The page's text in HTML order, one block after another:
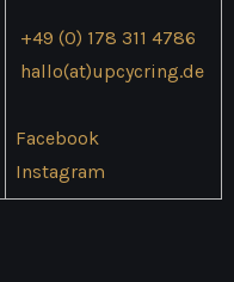
+49 (0) 178 311 4786
hallo(at)upcycring.de
Facebook
Instagram